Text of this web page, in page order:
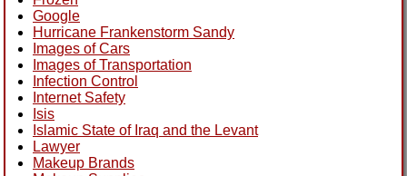
Google
Hurricane Frankenstorm Sandy
Images of Cars
Images of Transportation
Infection Control
Internet Safety
Isis
Islamic State of Iraq and the Levant
Lawyer
Makeup Brands